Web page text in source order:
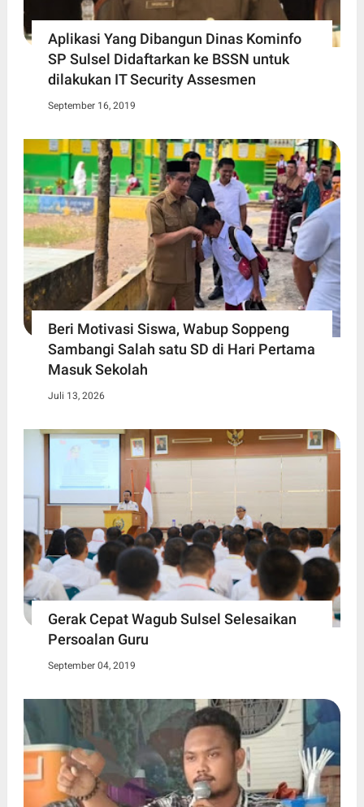
Aplikasi Yang Dibangun Dinas Kominfo
SP Sulsel Didaftarkan ke BSSN untuk
dilakukan IT Security Assesmen
September 16, 2019
Beri Motivasi Siswa, Wabup Soppeng
Sambangi Salah satu SD di Hari Pertama
Masuk Sekolah
Juli 13, 2026
Gerak Cepat Wagub Sulsel Selesaikan
Persoalan Guru
September 04, 2019